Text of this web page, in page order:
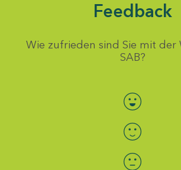
Feedback
Wie zufrieden sind Sie mit der
SAB?
Bewertung